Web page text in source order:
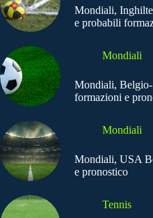
Mondiali,
e probabili
Mondiali
Mondiali,
formazioni e
Mondiali
Mondiali, USA
e pronostico
Tennis